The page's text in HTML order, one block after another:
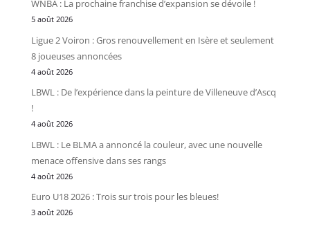
WNBA : La prochaine franchise d’expansion se dévoile !
5 août 2026
Ligue 2 Voiron : Gros renouvellement en Isère et seulement
8 joueuses annoncées
4 août 2026
LBWL : De l’expérience dans la peinture de Villeneuve d’Ascq
!
4 août 2026
LBWL : Le BLMA a annoncé la couleur, avec une nouvelle
menace offensive dans ses rangs
4 août 2026
Euro U18 2026 : Trois sur trois pour les bleues!
3 août 2026